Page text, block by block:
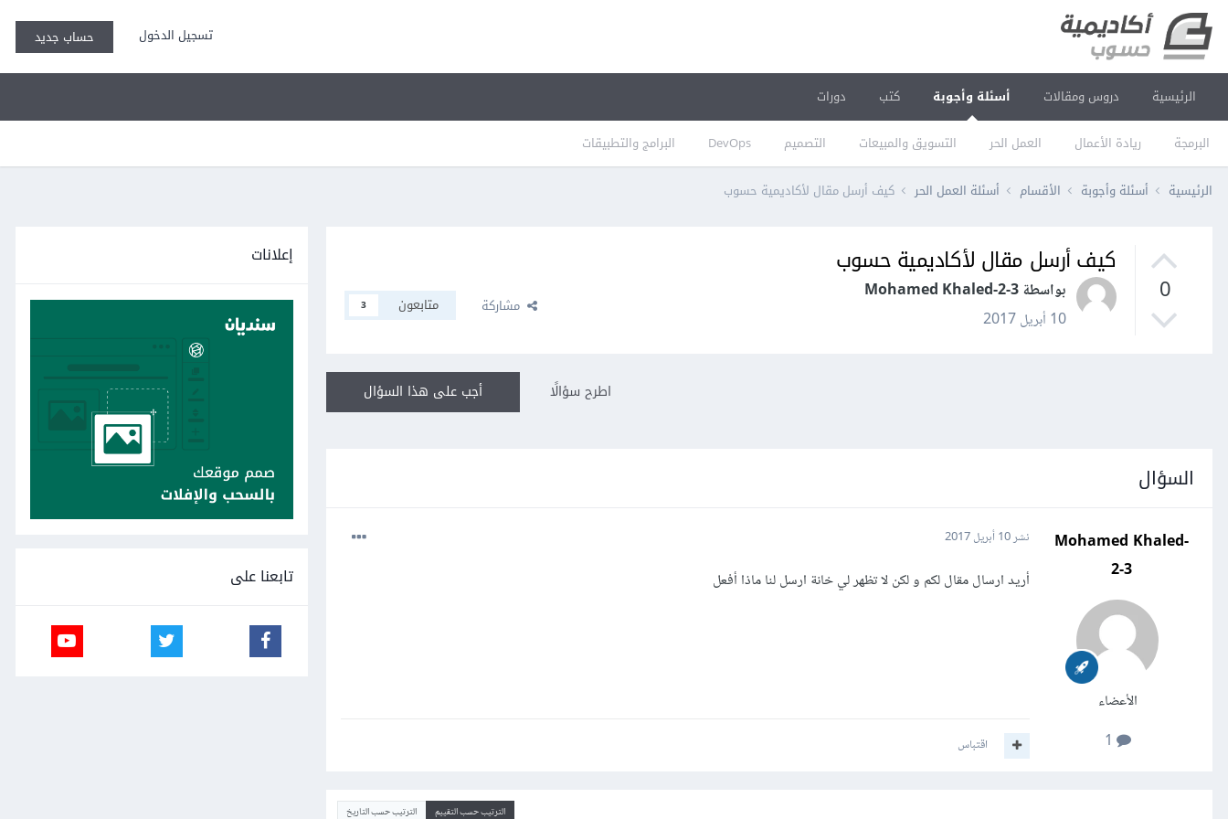
تسجيل الدخول حساب جديد
الرئيسية دروس ومقالات أسئلة وأجوبة
البرمجة ريادة الأعمال العمل الحر التسويق والمبيعات التصميم DevOps البرامج والتطبيقات
كتب دورات
الرئيسية أسئلة وأجوبة الأقسام أسئلة العمل الحر كيف أرسل مقال لأكاديمية حسوب
0
كيف أرسل مقال لأكاديمية حسوب
بواسطة Mohamed Khaled-2-3
10 أبريل 2017
مشاركة متابعون 3
أجب على هذا السؤال اطرح سؤالًا
السؤال
Mohamed Khaled-
2-3
الأعضاء
نشر10 أبريل 2017
أريد ارسال مقال لكم و لكن لا تظهر لي خانة ارسل لنا ماذا أفعل
اقتباس
الترتيب حسب التقييم الترتيب حسب التاريخ
إعلانات
تابعنا على